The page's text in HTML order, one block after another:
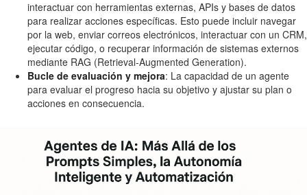
interactuar con herramientas externas, APIs y bases de datos
para realizar acciones específicas. Esto puede incluir navegar
por la web, enviar correos electrónicos, interactuar con un CRM,
ejecutar código, o recuperar información de sistemas externos
mediante RAG (Retrieval-Augmented Generation).
Bucle de evaluación y mejora: La capacidad de un agente
para evaluar el progreso hacia su objetivo y ajustar su plan o
acciones en consecuencia.